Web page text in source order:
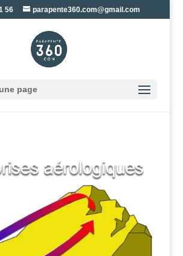
56 parapente360.com@gmail.com
page